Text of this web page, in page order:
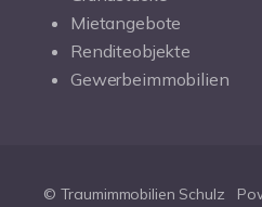
Mietangebote
Renditeobjekte
Gewerbeimmobilien
© Traumimmobilien Schulz